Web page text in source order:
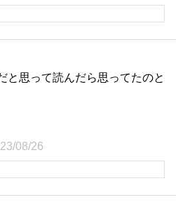
と思って読んだら思ってたのと
08/26